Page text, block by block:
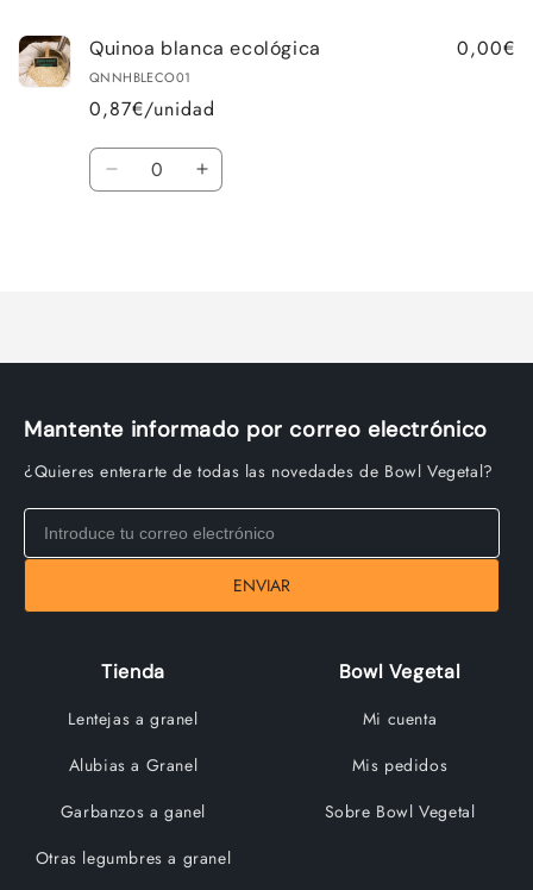
Quinoa blanca ecológica
QNNHBLECO01
0,87€/unidad
0,00€
Cantidad
Reducir
Aumentar
Mantente informado por correo electrónico
¿Quieres enterarte de todas las novedades de Bowl Vegetal?
ENVIAR
Tienda
Lentejas a granel
Alubias a Granel
Garbanzos a ganel
Otras legumbres a granel
Bowl Vegetal
Mi cuenta
Mis pedidos
Sobre Bowl Vegetal